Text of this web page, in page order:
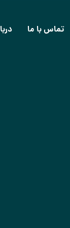
تماس با ما